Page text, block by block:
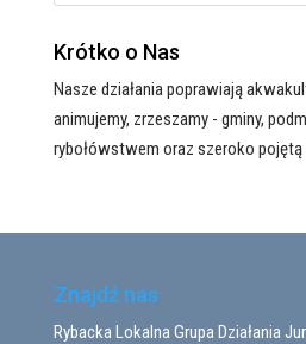
Krótko o Nas
Nasze działania poprawiają
animujemy, zrzeszamy - gminy,
rybołówstwem oraz szeroko
Znajdź nas
Rybacka Lokalna Grupa Działania